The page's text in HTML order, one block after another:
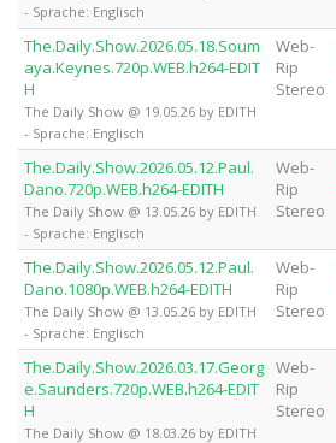
- Sprache: Englisch
The.Daily.Show.2026.05.18.Soum
aya.Keynes.720p.WEB.h264-EDIT
H
The Daily Show @ 19.05.26 by EDITH
- Sprache: Englisch
Web-
Rip
Stereo
The.Daily.Show.2026.05.12.Paul.
Dano.720p.WEB.h264-EDITH
The Daily Show @ 13.05.26 by EDITH
- Sprache: Englisch
Web-
Rip
Stereo
The.Daily.Show.2026.05.12.Paul.
Dano.1080p.WEB.h264-EDITH
The Daily Show @ 13.05.26 by EDITH
- Sprache: Englisch
Web-
Rip
Stereo
The.Daily.Show.2026.03.17.Georg
e.Saunders.720p.WEB.h264-EDIT
H
The Daily Show @ 18.03.26 by EDITH
Web-
Rip
Stereo